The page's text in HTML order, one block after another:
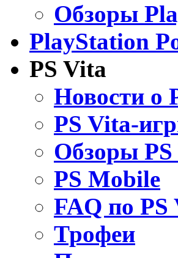
Обзоры
PlayStation
PS Vita
Новости о
PS Vita-
Обзоры
PS Mobile
FAQ по PS
Трофеи